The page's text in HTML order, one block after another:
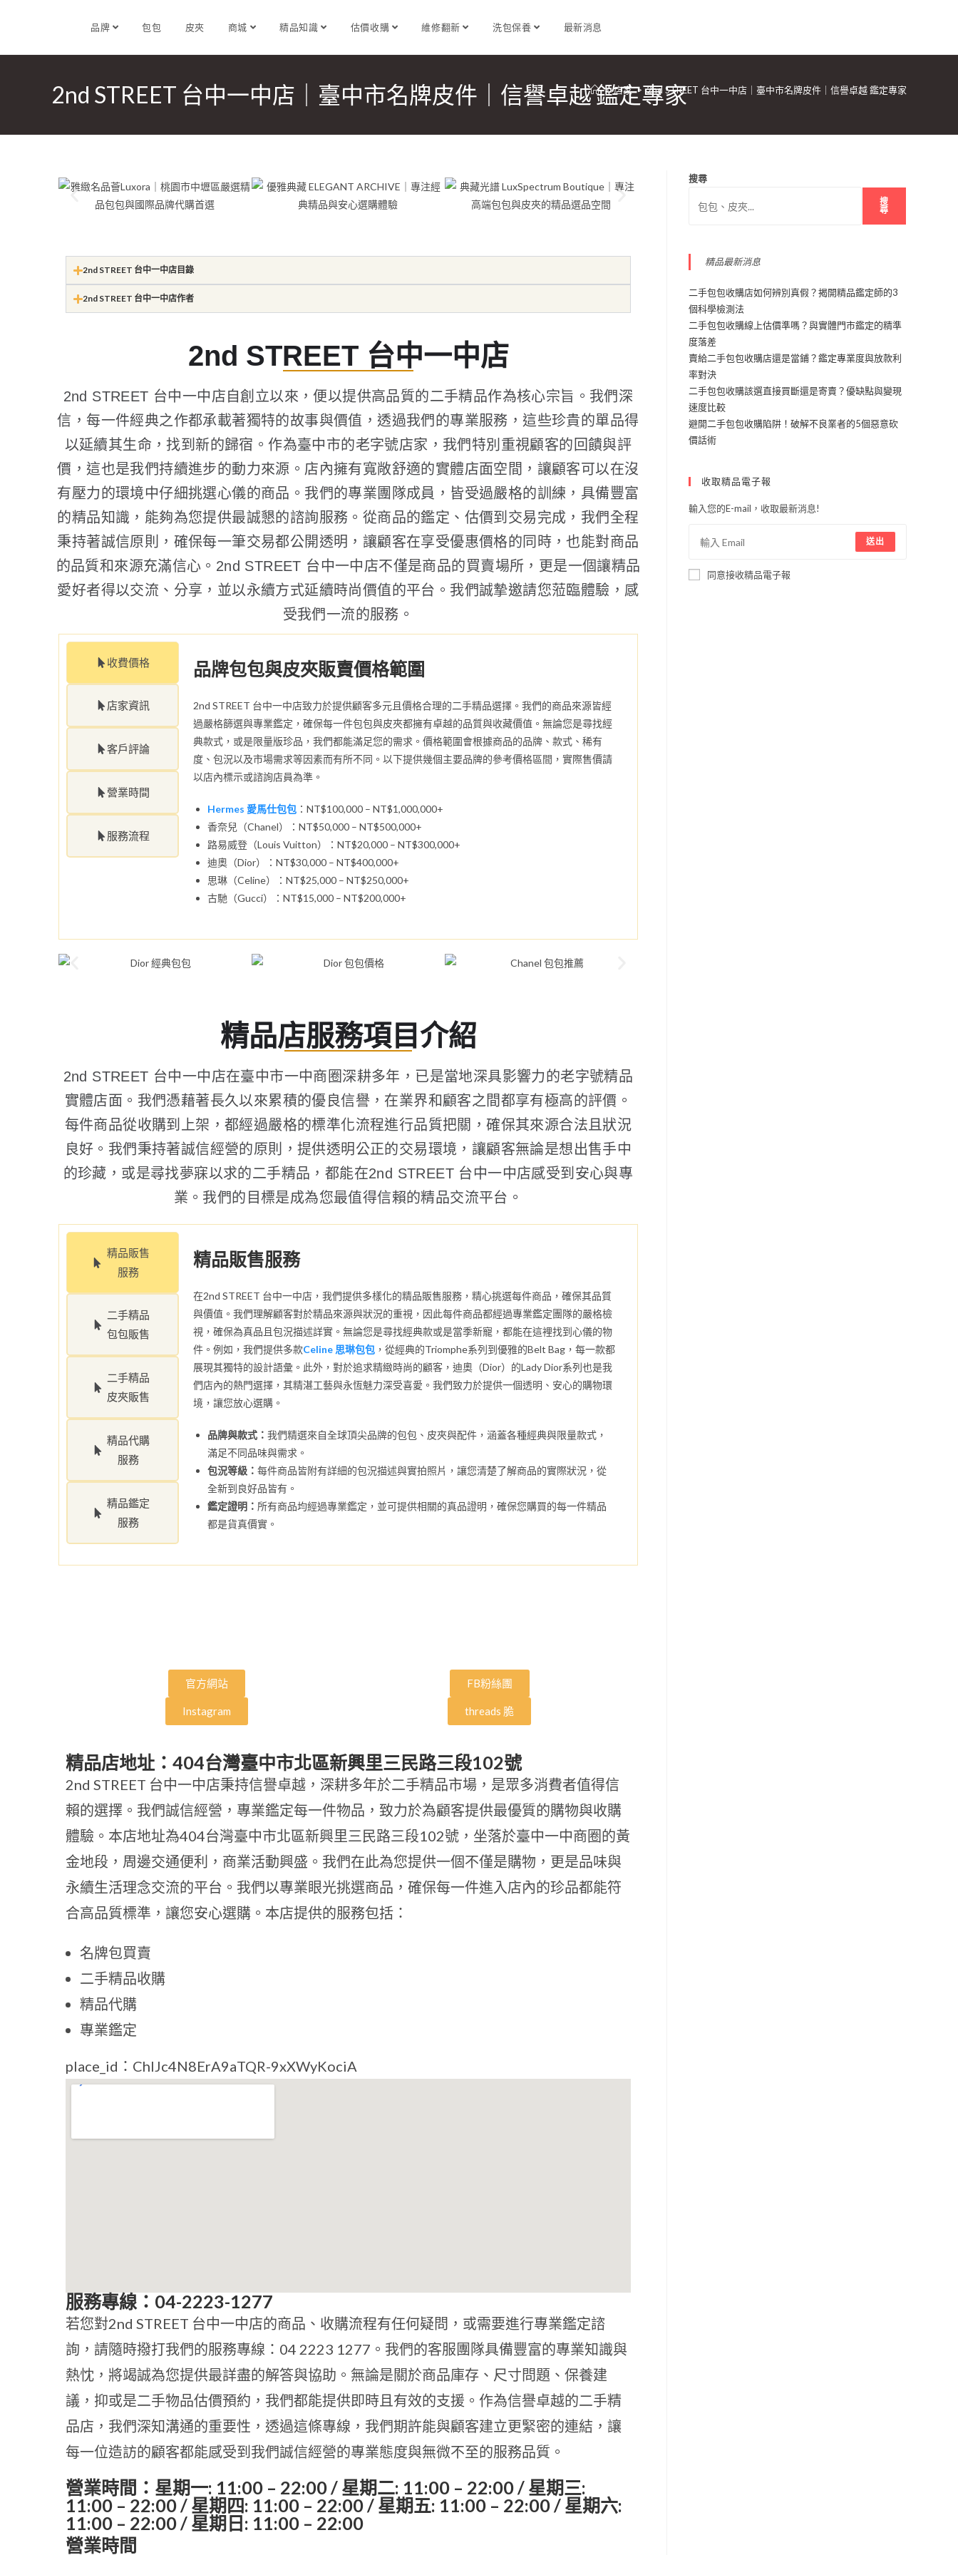
品牌 包包 皮夾 商城 精品知識 估價收購 維修翻新 洗包保養 最新消息
2nd STREET 台中一中店｜臺中市名牌皮件｜信譽卓越 鑑定專家
> 店家 > 2nd STREET 台中一中店｜臺中市名牌皮件｜信譽卓越 鑑定專家
2nd STREET 台中一中店目錄
2nd STREET 台中一中店作者
2nd STREET 台中一中店
2nd STREET 台中一中店自創立以來，便以提供高品質的二手精品作為核心宗旨。我們深
信，每一件經典之作都承載著獨特的故事與價值，透過我們的專業服務，這些珍貴的單品得
以延續其生命，找到新的歸宿。作為臺中市的老字號店家，我們特別重視顧客的回饋與評
價，這也是我們持續進步的動力來源。店內擁有寬敞舒適的實體店面空間，讓顧客可以在沒
有壓力的環境中仔細挑選心儀的商品。我們的專業團隊成員，皆受過嚴格的訓練，具備豐富
的精品知識，能夠為您提供最誠懇的諮詢服務。從商品的鑑定、估價到交易完成，我們全程
秉持著誠信原則，確保每一筆交易都公開透明，讓顧客在享受優惠價格的同時，也能對商品
的品質和來源充滿信心。2nd STREET 台中一中店不僅是商品的買賣場所，更是一個讓精品
愛好者得以交流、分享，並以永續方式延續時尚價值的平台。我們誠摯邀請您蒞臨體驗，感
受我們一流的服務。
收費價格
店家資訊
客戶評論
營業時間
服務流程
品牌包包與皮夾販賣價格範圍
2nd STREET 台中一中店致力於提供顧客多元且價格合理的二手精品選擇。我們的商品來源皆經
過嚴格篩選與專業鑑定，確保每一件包包與皮夾都擁有卓越的品質與收藏價值。無論您是尋找經
典款式，或是限量版珍品，我們都能滿足您的需求。價格範圍會根據商品的品牌、款式、稀有
度、包況以及市場需求等因素而有所不同。以下提供幾個主要品牌的參考價格區間，實際售價請
以店內標示或諮詢店員為準。
Hermes 愛馬仕包包 ：NT$100,000 – NT$1,000,000+
香奈兒（Chanel）：NT$50,000 – NT$500,000+
路易威登（Louis Vuitton）：NT$20,000 – NT$300,000+
迪奧（Dior）：NT$30,000 – NT$400,000+
思琳（Celine）：NT$25,000 – NT$250,000+
古馳（Gucci）：NT$15,000 – NT$200,000+
精品店服務項目介紹
2nd STREET 台中一中店在臺中市一中商圈深耕多年，已是當地深具影響力的老字號精品
實體店面。我們憑藉著長久以來累積的優良信譽，在業界和顧客之間都享有極高的評價。
每件商品從收購到上架，都經過嚴格的標準化流程進行品質把關，確保其來源合法且狀況
良好。我們秉持著誠信經營的原則，提供透明公正的交易環境，讓顧客無論是想出售手中
的珍藏，或是尋找夢寐以求的二手精品，都能在2nd STREET 台中一中店感受到安心與專
業。我們的目標是成為您最值得信賴的精品交流平台。
精品販售
服務
二手精品
包包販售
二手精品
皮夾販售
精品代購
服務
精品鑑定
服務
精品販售服務
在2nd STREET 台中一中店，我們提供多樣化的精品販售服務，精心挑選每件商品，確保其品質
與價值。我們理解顧客對於精品來源與狀況的重視，因此每件商品都經過專業鑑定團隊的嚴格檢
視，確保為真品且包況描述詳實。無論您是尋找經典款或是當季新寵，都能在這裡找到心儀的物
件。例如，我們提供多款Celine 思琳包包 ，從經典的Triomphe系列到優雅的Belt Bag，每一款都
展現其獨特的設計語彙。此外，對於追求精緻時尚的顧客，迪奧（Dior）的Lady Dior系列也是我
們店內的熱門選擇，其精湛工藝與永恆魅力深受喜愛。我們致力於提供一個透明、安心的購物環
境，讓您放心選購。
品牌與款式：我們精選來自全球頂尖品牌的包包、皮夾與配件，涵蓋各種經典與限量款式，
滿足不同品味與需求。
包況等級：每件商品皆附有詳細的包況描述與實拍照片，讓您清楚了解商品的實際狀況，從
全新到良好品皆有。
鑑定證明： 所有商品均經過專業鑑定，並可提供相關的真品證明，確保您購買的每一件精品
都是貨真價實。
官方網站 FB粉絲團
Instagram threads 脆
精品店地址：404台灣臺中市北區新興里三民路三段102號
2nd STREET 台中一中店秉持信譽卓越，深耕多年於二手精品市場，是眾多消費者值得信
賴的選擇。我們誠信經營，專業鑑定每一件物品，致力於為顧客提供最優質的購物與收購
體驗。本店地址為404台灣臺中市北區新興里三民路三段102號，坐落於臺中一中商圈的黃
金地段，周邊交通便利，商業活動興盛。我們在此為您提供一個不僅是購物，更是品味與
永續生活理念交流的平台。我們以專業眼光挑選商品，確保每一件進入店內的珍品都能符
合高品質標準，讓您安心選購。本店提供的服務包括：
名牌包買賣
二手精品收購
精品代購
專業鑑定
place_id：ChIJc4N8ErA9aTQR-9xXWyKociA
服務專線：04-2223-1277
若您對2nd STREET 台中一中店的商品、收購流程有任何疑問，或需要進行專業鑑定諮
詢，請隨時撥打我們的服務專線：04 2223 1277。我們的客服團隊具備豐富的專業知識與
熱忱，將竭誠為您提供最詳盡的解答與協助。無論是關於商品庫存、尺寸問題、保養建
議，抑或是二手物品估價預約，我們都能提供即時且有效的支援。作為信譽卓越的二手精
品店，我們深知溝通的重要性，透過這條專線，我們期許能與顧客建立更緊密的連結，讓
每一位造訪的顧客都能感受到我們誠信經營的專業態度與無微不至的服務品質。
營業時間：星期一: 11:00 – 22:00 / 星期二: 11:00 – 22:00 / 星期三:
11:00 – 22:00 / 星期四: 11:00 – 22:00 / 星期五: 11:00 – 22:00 / 星期六:
11:00 – 22:00 / 星期日: 11:00 – 22:00
營業時間
搜尋
搜
尋
精品最新消息
二手包包收購店如何辨別真假？揭開精品鑑定師的3
個科學檢測法
二手包包收購線上估價準嗎？與實體門市鑑定的精準
度落差
賣給二手包包收購店還是當鋪？鑑定專業度與放款利
率對決
二手包包收購該選直接買斷還是寄賣？優缺點與變現
速度比較
避開二手包包收購陷阱！破解不良業者的5個惡意砍
價話術
收取精品電子報
輸入您的E-mail，收取最新消息!
送出
同意接收精品電子報